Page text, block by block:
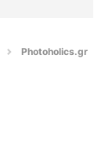
Photoholics.gr